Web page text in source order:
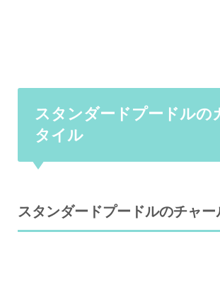
スタンダードプードルの
タイル
スタンダードプードルのチャー